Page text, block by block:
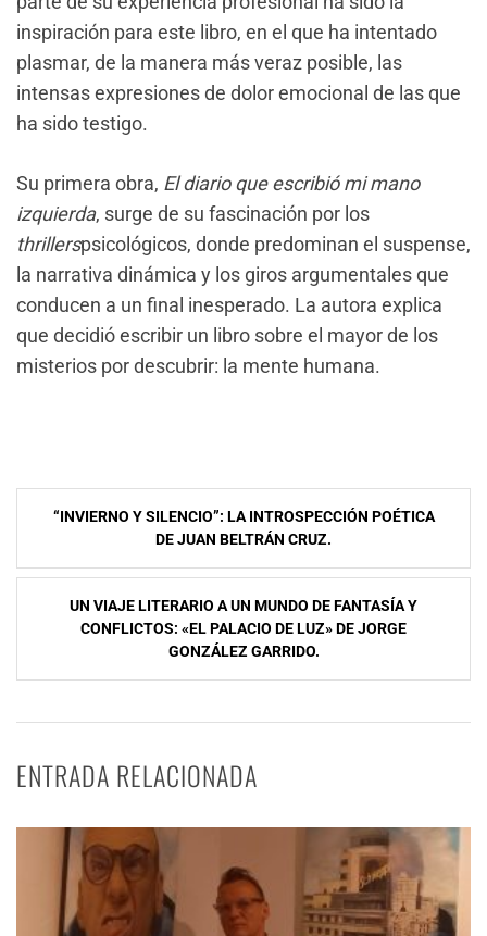
inspiración para este libro, en el que ha intentado
plasmar, de la manera más veraz posible, las
intensas expresiones de dolor emocional de las que
ha sido testigo.
Su primera obra, El diario que escribió mi mano
izquierda, surge de su fascinación por los
thrillerspsicológicos, donde predominan el suspense,
la narrativa dinámica y los giros argumentales que
conducen a un final inesperado. La autora explica
que decidió escribir un libro sobre el mayor de los
misterios por descubrir: la mente humana.
Navegación
entradas
“INVIERNO Y SILENCIO”: LA INTROSPECCIÓN POÉTICA
DE JUAN BELTRÁN CRUZ.
UN VIAJE LITERARIO A UN MUNDO DE FANTASÍA Y
CONFLICTOS: «EL PALACIO DE LUZ» DE JORGE
GONZÁLEZ GARRIDO.
ENTRADA RELACIONADA